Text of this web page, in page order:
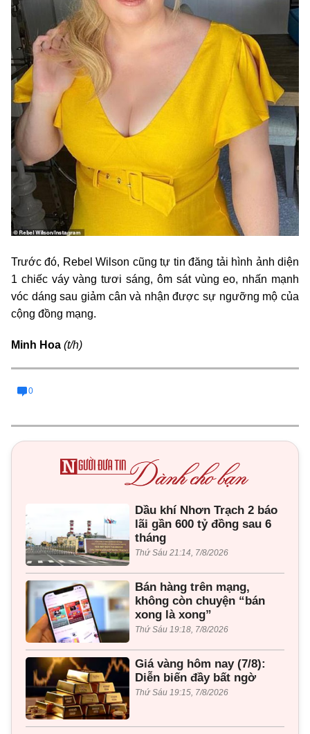
Trước đó, Rebel Wilson cũng tự tin đăng tải hình ảnh diện
1 chiếc váy vàng tươi sáng, ôm sát vùng eo, nhấn mạnh
vóc dáng sau giảm cân và nhận được sự ngưỡng mộ của
cộng đồng mạng.
Minh Hoa (t/h)
0
Dầu khí Nhơn Trạch 2 báo
lãi gần 600 tỷ đồng sau 6
tháng
Thứ Sáu 21:14, 7/8/2026
Bán hàng trên mạng,
không còn chuyện “bán
xong là xong”
Thứ Sáu 19:18, 7/8/2026
Giá vàng hôm nay (7/8):
Diễn biến đầy bất ngờ
Thứ Sáu 19:15, 7/8/2026